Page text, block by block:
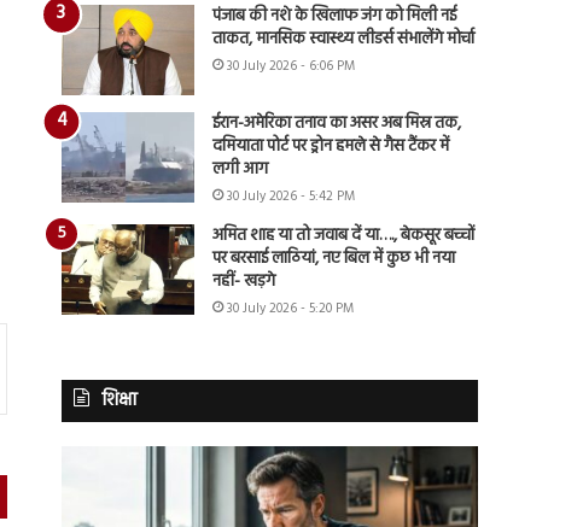
पंजाब की नशे के खिलाफ जंग को मिली नई
ताकत, मानसिक स्वास्थ्य लीडर्स संभालेंगे मोर्चा
30 July 2026 - 6:06 PM
ईरान-अमेरिका तनाव का असर अब मिस्र तक,
दमियाता पोर्ट पर ड्रोन हमले से गैस टैंकर में
लगी आग
30 July 2026 - 5:42 PM
अमित शाह या तो जवाब दें या…., बेकसूर बच्चों
पर बरसाई लाठियां, नए बिल में कुछ भी नया
नहीं- खड़गे
30 July 2026 - 5:20 PM
शिक्षा